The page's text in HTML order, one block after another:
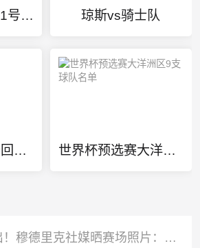
虎牙直播斯诺克1号直播间 琼斯vs骑士队
湖人vs勇士全场回放微博 世界杯预选赛大洋洲区9支球队名单
时隔614天复出！穆德里克社媒晒赛场照片：好久不见